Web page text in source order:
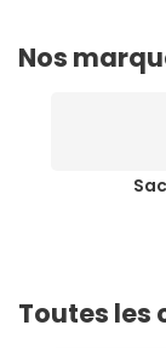
Nos
Toutes les